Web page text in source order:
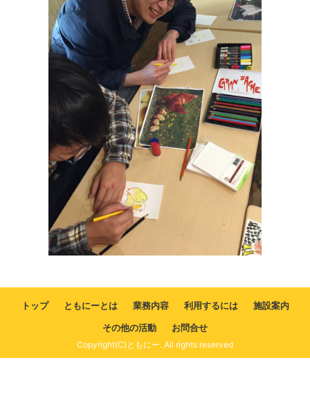
トップ ともにーとは 業務内容 利用するには
施設案内
その他の活動
お問合せ
Copyright(C)ともにー. All rights reserved